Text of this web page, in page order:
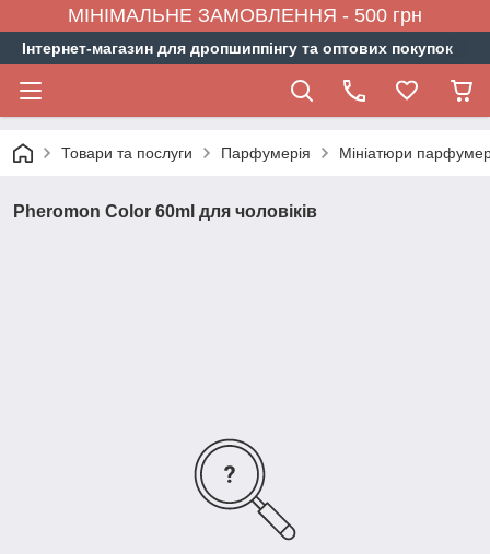
МІНІМАЛЬНЕ ЗАМОВЛЕННЯ - 500 грн
Інтернет-магазин для дропшиппінгу та оптових покупок
Товари та послуги Парфумерія Мініатюри
Pheromon Color 60ml для чоловіків